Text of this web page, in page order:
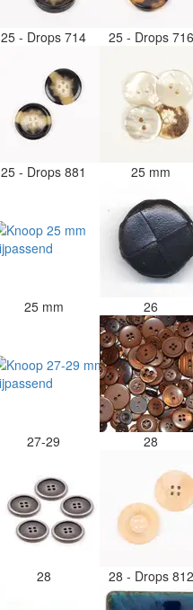
25 - Drops 714 25 - Drops
25 - Drops 881 25 mm
25 mm 26
27-29 28
28 28 - Drops